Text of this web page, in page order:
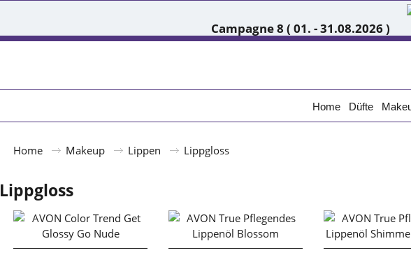
Campagne 8 ( 01. - 31.08.2026 )
Home Düfte
Home Makeup Lippen Lippgloss
Lippgloss